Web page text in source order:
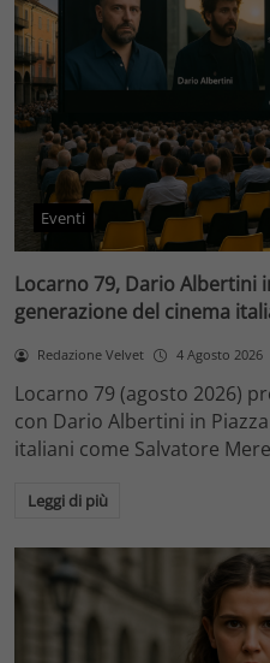
Eventi
Locarno 79, Dario Albertini
generazione del cinema
Redazione Velvet 4 Agosto 2026
Locarno 79 (agosto 2026)
con Dario Albertini in
italiani come Salvatore
Leggi di più